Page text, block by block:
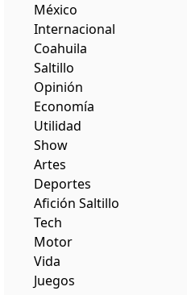
México
Internacional
Coahuila
Saltillo
Opinión
Economía
Utilidad
Show
Artes
Deportes
Afición Saltillo
Tech
Motor
Vida
Juegos